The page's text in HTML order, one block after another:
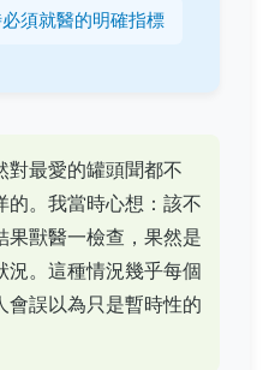
須就醫的明確指標
對最愛的罐頭聞都不
的。我當時心想：該不
果獸醫一檢查，果然是
況。這種情況幾乎每個
會誤以為只是暫時性的